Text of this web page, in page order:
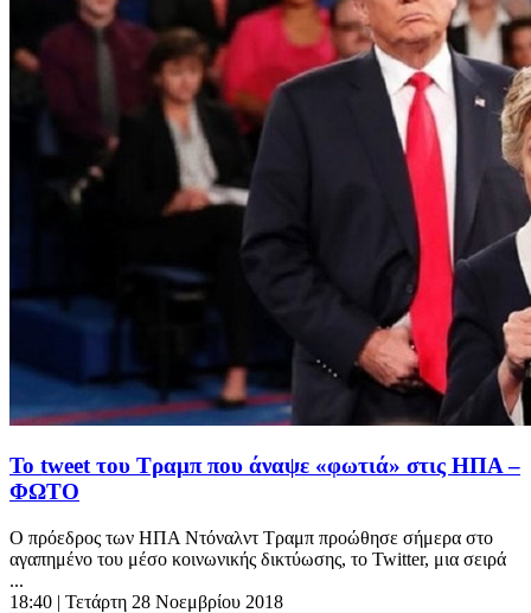
Το tweet του Τραμπ που άναψε «φωτιά» στις ΗΠΑ –
ΦΩΤΟ
O πρόεδρος των ΗΠΑ Ντόναλντ Τραμπ προώθησε σήμερα στο
αγαπημένο του μέσο κοινωνικής δικτύωσης, το Twitter, μια σειρά
...
18:40 | Τετάρτη 28 Νοεμβρίου 2018